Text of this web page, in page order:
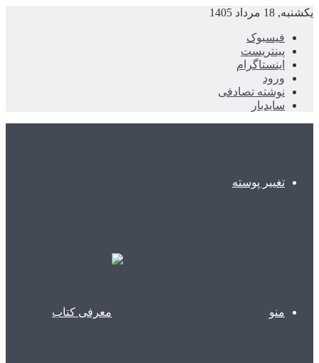
یکشنبه, 18 مرداد 1405
فیسبوک
پینتریست
اینستاگرام
ورود
نوشته تصادفی
سایدبار
تغییر پوسته
منو